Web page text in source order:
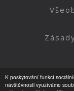
K poskytování funkcí
návštěvnosti využíváme